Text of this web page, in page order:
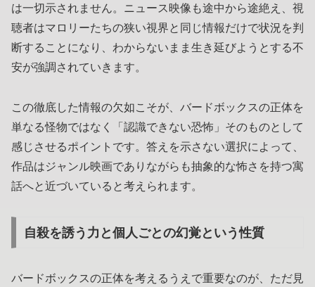
は一切示されません。ニュース映像も途中から途絶え、視
聴者はマロリーたちの狭い視界と同じ情報だけで状況を判
断することになり、わからないまま生き延びようとする不
安が強調されていきます。
この徹底した情報の欠如こそが、バードボックスの正体を
単なる怪物ではなく「認識できない恐怖」そのものとして
感じさせるポイントです。答えを示さない選択によって、
作品はジャンル映画でありながらも抽象的な怖さを持つ寓
話へと近づいていると考えられます。
自殺を誘う力と個人ごとの幻覚という性質
バードボックスの正体を考えるうえで重要なのが、ただ見